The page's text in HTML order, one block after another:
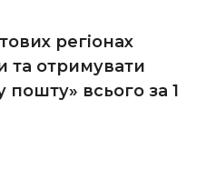
регіонах
та отримувати
всього за 1